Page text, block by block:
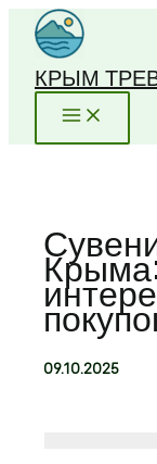
Перейти
содержимому
КРЫМ
09.10.2025